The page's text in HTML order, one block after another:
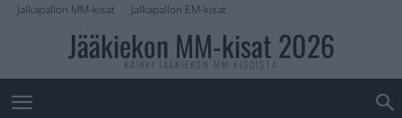
Jalkapallon MM-kisat Jalkapallon EM-kisat
Jääkiekon MM-kisat 2026
KAIKKI JÄÄKIEKON MM-KISOISTA